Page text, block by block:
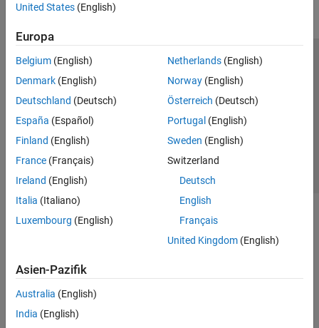
United States (English)
Europa
Belgium (English)
Denmark (English)
Deutschland (Deutsch)
España (Español)
Finland (English)
France (Français)
Ireland (English)
Italia (Italiano)
Luxembourg (English)
Netherlands(English)
Norway(English)
Österreich (Deutsch)
Portugal (English)
Sweden (English)
Switzerland
Deutsch
English
Français
United Kingdom(English)
Asien-Pazifik
Australia (English)
India (English)
Trust Center
Datenschutz-Richtlinien
Datendiebstahl verhindern
Status von Anwendungen
© 1994-2026 The MathWorks, Inc.
Website auswählen
Deutschland